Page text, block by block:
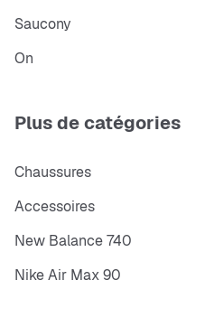
Saucony
On
Plus de catégories
Chaussures
Accessoires
New Balance 740
Nike Air Max 90